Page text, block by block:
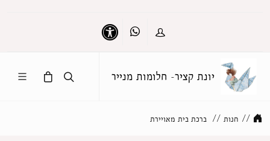
כניסה Whatsapp
יונת קציר- חלומות מנייר
// חנות // ברכת בית מאויירת